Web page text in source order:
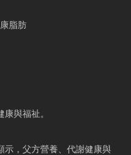
脂肪
與福祉。
示，父方營養、代謝健康與